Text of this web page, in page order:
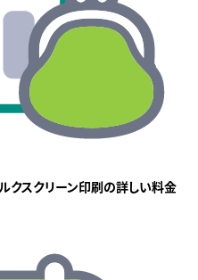
クスクリーン印刷の詳しい料金